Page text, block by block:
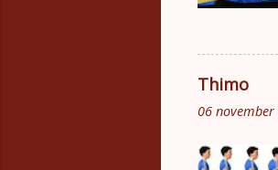
Thimo
06 november